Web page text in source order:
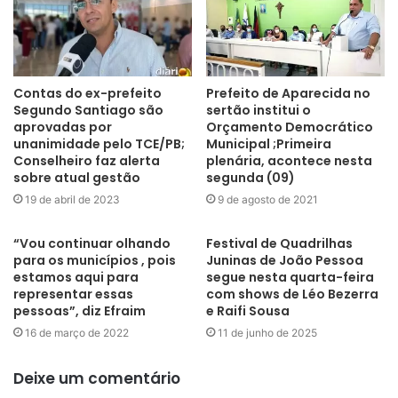
Destaca-se, ainda, que a atuação da Guarda Civil Municipal
durante o São João está ocorrendo sem prejuízo das demais
atividades ordinárias desempenhadas pela corporação no
município, especialmente no atendimento de ocorrências em
unidades de saúde, apoio às secretarias municipais e demais
demandas de segurança urbana.
Dessa forma, o planejamento operacional elaborado busca
institucionais da Prefeitura Municipal e a promoção de maior
segurança para à população e visitantes durante a realização
d’O Maior São João do Mundo 2026.
EFETIVO ESTIMADO PARA O TRABALHO
Contas do ex-prefeito
Segundo Santiago são
aprovadas por
unanimidade pelo TCE/PB;
Conselheiro faz alerta
sobre atual gestão
19 de abril de 2023
Prefeito de Aparecida no
sertão institui o
Orçamento Democrático
Municipal ;Primeira
plenária, acontece nesta
segunda (09)
9 de agosto de 2021
“Vou continuar olhando
para os municípios , pois
estamos aqui para
representar essas
pessoas”, diz Efraim
16 de março de 2022
Festival de Quadrilhas
Juninas de João Pessoa
segue nesta quarta-feira
com shows de Léo Bezerra
e Raifi Sousa
11 de junho de 2025
Deixe um comentário